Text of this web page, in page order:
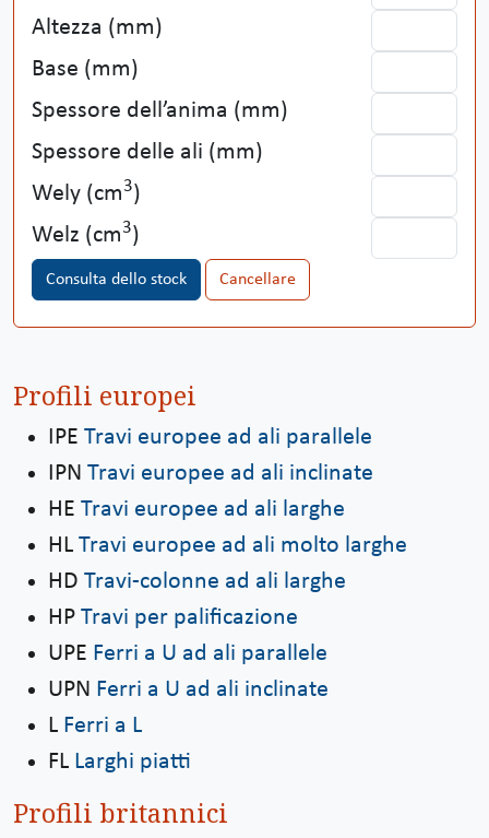
Altezza (mm)
Base (mm)
Spessore dell’anima (mm)
Spessore delle ali (mm)
Wely (cm3)
Welz (cm3)
Consulta dello stock Cancellare
Profili europei
IPE Travi europee ad ali parallele
IPN Travi europee ad ali inclinate
HE Travi europee ad ali larghe
HL Travi europee ad ali molto larghe
HD Travi-colonne ad ali larghe
HP Travi per palificazione
UPE Ferri a U ad ali parallele
UPN Ferri a U ad ali inclinate
L Ferri a L
FL Larghi piatti
Profili britannici